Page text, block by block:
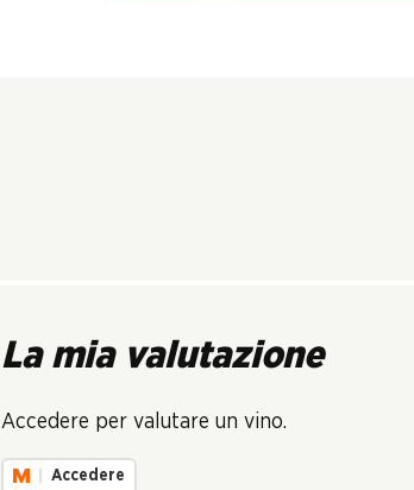
La mia valutazione
Accedere per valutare un vino.
Accedere